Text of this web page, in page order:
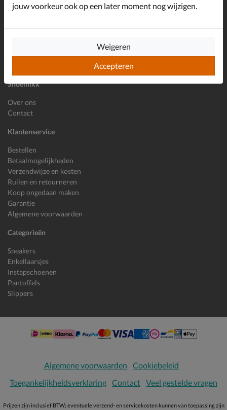
Shoemixx
Over ons
Contact
Klantenservice
Bestellen
Betaalmogelijkheden
Verzendwijze en kosten
Ruilen en retourneren
Koop ongedaan maken
Garantie
Algemene voorwaarden
Categorieën
Sneakers
Enkellaarsjes
Instapschoenen
Pantoffels
Slippers
E-mailadres
Algemene voorwaarden
Cookiebeleid
Toegankelijkheidsverklaring Contact Veel gestelde vragen
Prijzen zijn inclusief BTW; eventuele verzend- en servicekosten kunnen van toepassing zijn
jouw voorkeur ook op een later moment nog wijzigen.
Accepteren
Weigeren